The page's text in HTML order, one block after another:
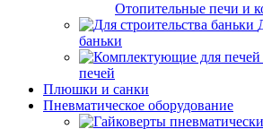
Отопительные печи и
баньки
печей
Плюшки и санки
Пневматическое оборудование